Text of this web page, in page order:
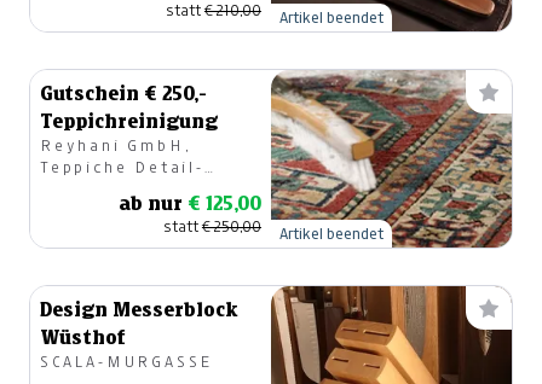
statt€ 210,00 Artikel beendet
Gutschein € 250,-
Teppichreinigung
Reyhani GmbH,
Teppiche Detail-
ab nur € 125,00
statt€ 250,00 Artikel beendet
Design Messerblock
Wüsthof
SCALA-MURGASSE